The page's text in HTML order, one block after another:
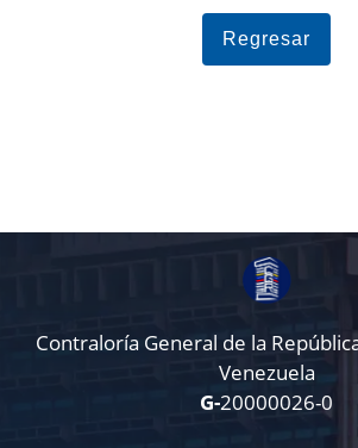
Regresar
Contraloría General de la
Venezuela
G-20000026-0